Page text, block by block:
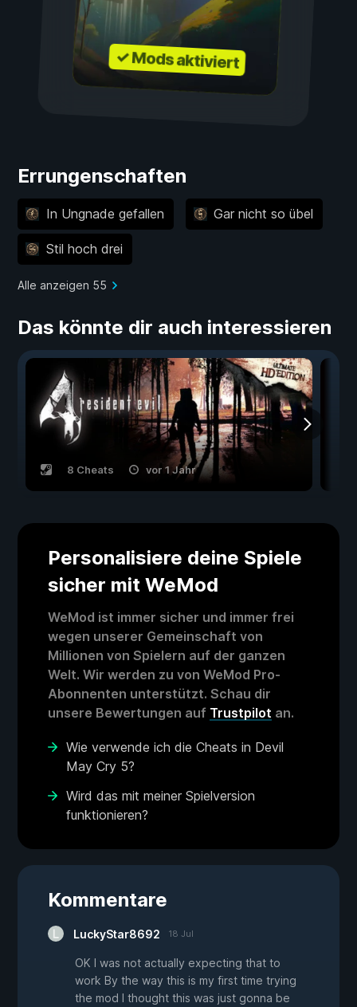
✓ Mods aktiviert
Errungenschaften
In Ungnade gefallen Gar nicht so übel
Stil hoch drei
Alle anzeigen 55
Das könnte dir auch interessieren
8 Cheats vor 1 Jahr
Personalisiere deine Spiele
sicher mit WeMod
WeMod ist immer sicher und immer frei
wegen unserer Gemeinschaft von
Millionen von Spielern auf der ganzen
Welt. Wir werden zu von WeMod Pro-
Abonnenten unterstützt. Schau dir
unsere Bewertungen auf Trustpilot an.
Wie verwende ich die Cheats in Devil
May Cry 5?
Wird das mit meiner Spielversion
funktionieren?
Kommentare
LuckyStar8692 18 Jul
OK I was not actually expecting that to
work By the way this is my first time trying
the mod I thought this was just gonna be